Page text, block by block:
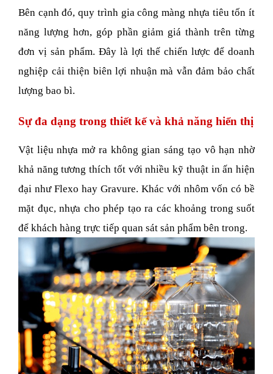
Bên cạnh đó, quy trình gia công màng nhựa tiêu tốn ít
năng lượng hơn, góp phần giảm giá thành trên từng
đơn vị sản phẩm. Đây là lợi thế chiến lược để doanh
nghiệp cải thiện biên lợi nhuận mà vẫn đảm bảo chất
lượng bao bì.
Sự đa dạng trong thiết kế và khả năng hiển thị
Vật liệu nhựa mở ra không gian sáng tạo vô hạn nhờ
khả năng tương thích tốt với nhiều kỹ thuật in ấn hiện
đại như Flexo hay Gravure. Khác với nhôm vốn có bề
mặt đục, nhựa cho phép tạo ra các khoảng trong suốt
để khách hàng trực tiếp quan sát sản phẩm bên trong.